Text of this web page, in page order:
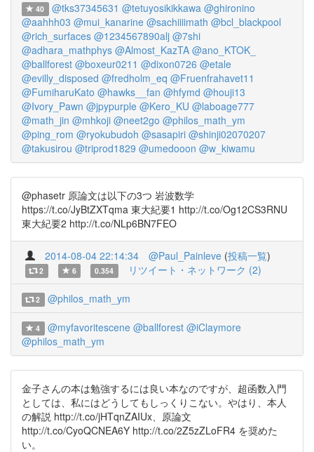
40 @tks37345631 @tetuyosikikkawa @ghironino
@aahhh03 @mui_kanarine @sachiiiimath @bcl_blackpool
@rich_surfaces @1234567890alj @7shi
@adhara_mathphys @Almost_KazTA @ano_KTOK_
@ballforest @boxeur0211 @dixon0726 @etale
@evilly_disposed @fredholm_eq @Fruenfrahavet11
@FumiharuKato @hawks__fan @hfymd @houji13
@Ivory_Pawn @jpypurple @Kero_KU @laboage777
@math_jin @mhkoji @neet2go @philos_math_ym
@ping_rom @ryokubudoh @sasapiri @shinji02070207
@takusirou @triprod1829 @umedooon @w_kiwamu
@phasetr 原論文は以下の3つ 岩波数学
https://t.co/JyBtZXTqma 東大紀要1 http://t.co/Og12CS3RNU
東大紀要2 http://t.co/NLp6BN7FEO
2014-08-04 22:14:34 @Paul_Painleve (投稿一覧)
2 6 0.354 リツイート・ネットワーク (2)
2 @philos_math_ym
4 @myfavoritescene @ballforest @iClaymore
@philos_math_ym
金子さんの本は勉強するには良い本なのですが、超函数入門
としては、私にはどうしてもしっくりこない。やはり、本人
の解説 http://t.co/jHTqnZAIUx、原論文
http://t.co/CyoQCNEA6Y http://t.co/2Z5zZLoFR4 を奨めた
い。